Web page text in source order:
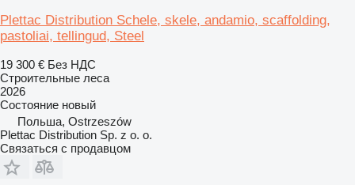
Plettac Distribution Schele, skele, andamio, scaffolding,
pastoliai, tellingud, Steel
19 300 € Без НДС
Строительные леса
2026
Состояние новый
Польша, Ostrzeszów
Plettac Distribution Sp. z o. o.
Связаться с продавцом